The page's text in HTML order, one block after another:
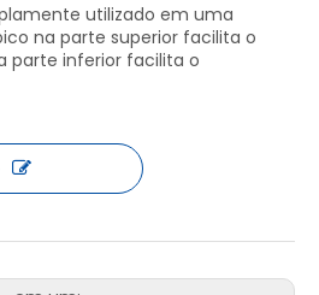
utilizado em uma
na parte superior facilita o
parte inferior facilita o